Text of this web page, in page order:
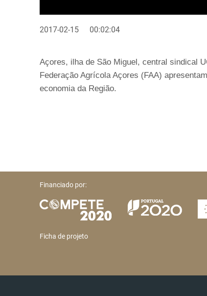
2017-02-15 00:02:04
Açores, ilha de São Miguel, central sindical
Federação Agrícola Açores (FAA)
economia da Região.
Financiado por:
Ficha de projeto